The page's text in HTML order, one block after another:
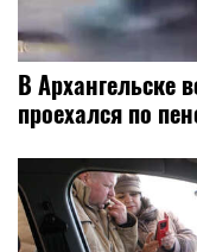
В Архангельске
проехался по